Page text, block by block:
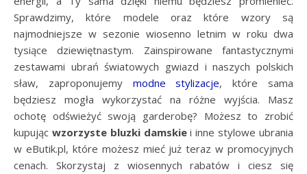
Sprawdzimy, które modele oraz które wzory są
najmodniejsze w sezonie wiosenno letnim w roku dwa
tysiące dziewiętnastym. Zainspirowane fantastycznymi
zestawami ubrań światowych gwiazd i naszych polskich
sław, zaproponujemy modne stylizacje, które sama
będziesz mogła wykorzystać na różne wyjścia. Masz
ochotę odświeżyć swoją garderobę? Możesz to zrobić
kupując wzorzyste bluzki damskiei inne stylowe ubrania
w eButik.pl, które możesz mieć już teraz w promocyjnych
cenach. Skorzystaj z wiosennych rabatów i ciesz się